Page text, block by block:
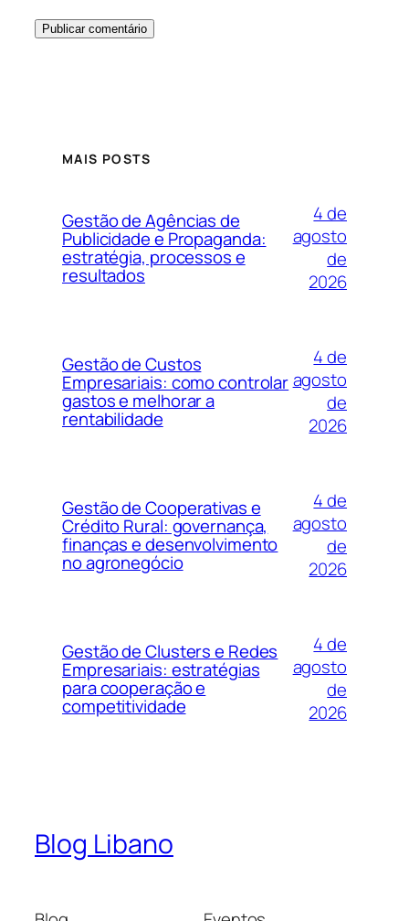
MAIS POSTS
Gestão de Agências de
Publicidade e Propaganda:
estratégia, processos e
resultados
4 de
agosto
de
2026
Gestão de Custos
Empresariais: como controlar
gastos e melhorar a
rentabilidade
4 de
agosto
de
2026
Gestão de Cooperativas e
Crédito Rural: governança,
finanças e desenvolvimento
no agronegócio
4 de
agosto
de
2026
Gestão de Clusters e Redes
Empresariais: estratégias
para cooperação e
competitividade
4 de
agosto
de
2026
Blog Libano